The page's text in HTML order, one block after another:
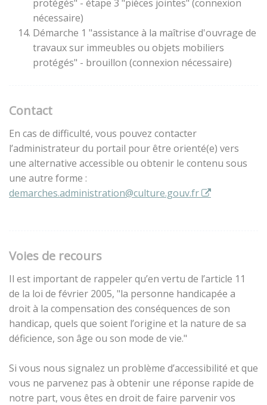
protégés" - étape 3 "pièces jointes" (connexion
nécessaire)
Démarche 1 "assistance à la maîtrise d'ouvrage de
travaux sur immeubles ou objets mobiliers
protégés" - brouillon (connexion nécessaire)
Contact
En cas de difficulté, vous pouvez contacter
l’administrateur du portail pour être orienté(e) vers
une alternative accessible ou obtenir le contenu sous
une autre forme :
demarches.administration@culture.gouv.fr
Voies de recours
Il est important de rappeler qu’en vertu de l’article 11
de la loi de février 2005, "la personne handicapée a
droit à la compensation des conséquences de son
handicap, quels que soient l’origine et la nature de sa
déficience, son âge ou son mode de vie."
Si vous nous signalez un problème d’accessibilité et que
vous ne parvenez pas à obtenir une réponse rapide de
notre part, vous êtes en droit de faire parvenir vos